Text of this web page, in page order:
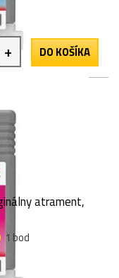
+ DO KOŠÍKA
atrament,
1 bod